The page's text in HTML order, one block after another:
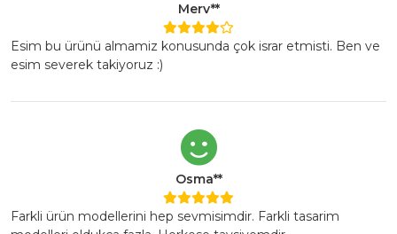
Merv**
Esim bu ürünü almamiz konusunda çok israr etmisti. Ben ve
esim severek takiyoruz :)
Osma**
Farkli ürün modellerini hep sevmisimdir. Farkli tasarim